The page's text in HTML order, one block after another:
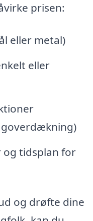
prisen:
eller metal)
eller
tidsplan for
og drøfte dine